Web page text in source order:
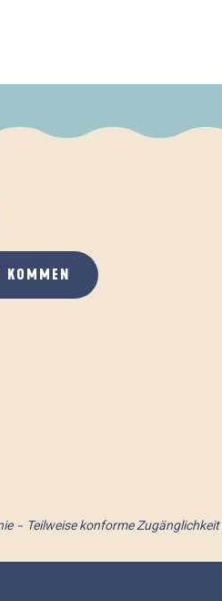
KOMMEN
Teilweise konforme Zugänglichkeit